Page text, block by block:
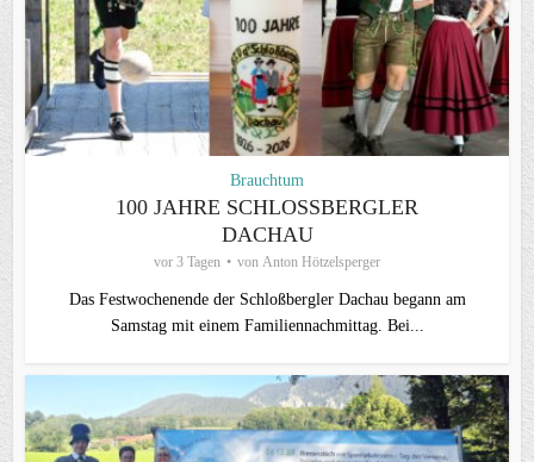
Brauchtum
100 JAHRE SCHLOSSBERGLER D
ACHAU
vor 3 Tagen von Anton Hötzelsperger
Das Festwochenende der Schloßbergler Dachau begann am
Samstag mit einem Familiennachmittag. Bei...